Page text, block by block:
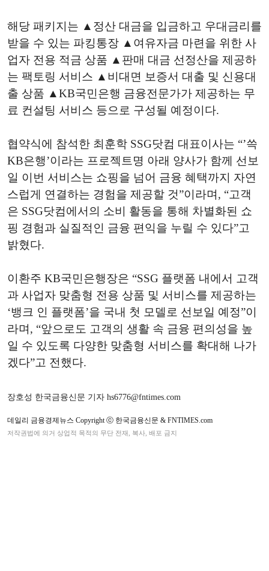
해당 패키지는 ▲정산 대금을 입금하고 우대금리를
받을 수 있는 파킹통장 ▲여유자금 마련을 위한 사
업자 전용 적금 상품 ▲판매 대금 선정산을 제공하
는 팩토링 서비스 ▲비대면 보증서 대출 및 신용대
출 상품 ▲KB국민은행 금융전문가가 제공하는 무
료 컨설팅 서비스 등으로 구성될 예정이다.
협약식에 참석한 최훈학 SSG닷컴 대표이사는 “’쓱
KB은행’이라는 프로젝트명 아래 양사가 함께 선보
일 이번 서비스는 쇼핑을 넘어 금융 혜택까지 자연
스럽게 연결하는 경험을 제공할 것”이라며, “고객
은 SSG닷컴에서의 소비 활동을 통해 차별화된 쇼
핑 경험과 실질적인 금융 편익을 누릴 수 있다”고
밝혔다.
이환주 KB국민은행장은 “SSG 플랫폼 내에서 고객
과 사업자 맞춤형 전용 상품 및 서비스를 제공하는
‘뱅크 인 플랫폼’을 국내 첫 모델로 선보일 예정”이
라며, “앞으로도 고객의 생활 속 금융 편의성을 높
일 수 있도록 다양한 맞춤형 서비스를 확대해 나가
겠다”고 전했다.
장호성 한국금융신문 기자 hs6776@fntimes.com
데일리 금융경제뉴스 Copyright ⓒ 한국금융신문 & FNTIMES.com
저작권법에 의거 상업적 목적의 무단 전재, 복사, 배포 금지